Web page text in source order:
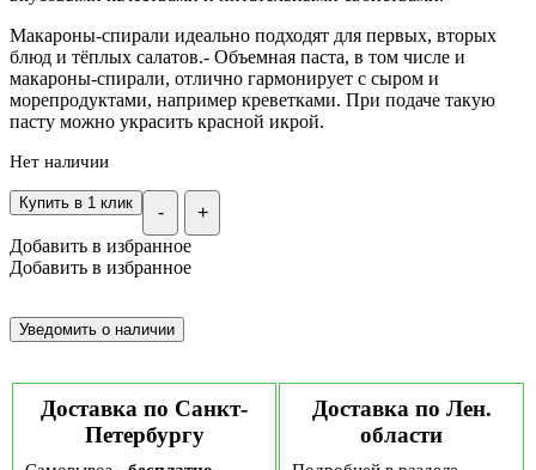
Макароны-спирали идеально подходят для первых, вторых
блюд и тёплых салатов.- Объемная паста, в том числе и
макароны-спирали, отлично гармонирует с сыром и
морепродуктами, например креветками. При подаче такую
пасту можно украсить красной икрой.
Нет наличии
- +
Купить в 1 клик
Добавить в избранное
Добавить в избранное
Доставка по Санкт-
Петербургу
Доставка по Лен.
области